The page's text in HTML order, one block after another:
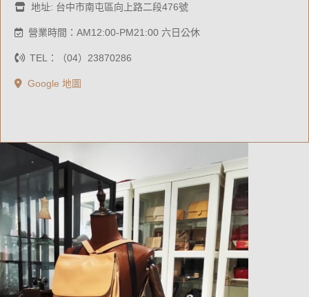
地址: 台中市南屯區向上路二段476號
營業時間：AM12:00-PM21:00 六日公休
TEL：（04）23870286
Google 地圖